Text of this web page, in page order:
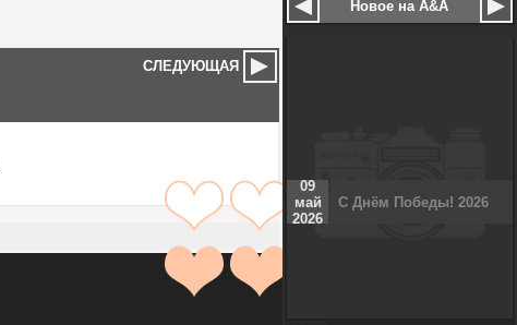
СЛЕДУЮЩАЯ
Новое на A&A
09
май
2026
С Днём Победы! 2026